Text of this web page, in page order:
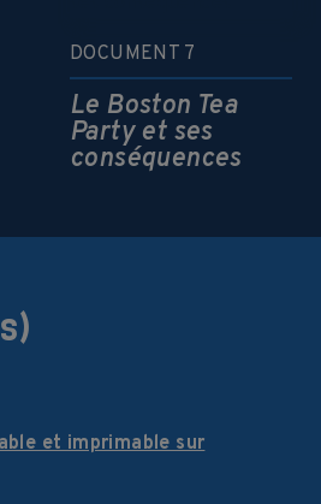
DOCUMENT 7
Le Boston Tea
Party et ses
conséquences
et imprimable sur